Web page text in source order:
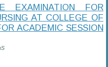
EXAMINATION FOR
AT COLLEGE OF
ACADEMIC SESSION